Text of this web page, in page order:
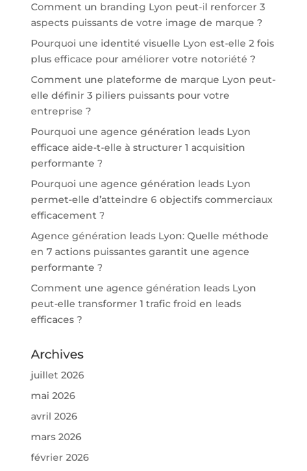
Comment un branding Lyon peut-il renforcer 3
aspects puissants de votre image de marque ?
Pourquoi une identité visuelle Lyon est-elle 2 fois
plus efficace pour améliorer votre notoriété ?
Comment une plateforme de marque Lyon peut-
elle définir 3 piliers puissants pour votre
entreprise ?
Pourquoi une agence génération leads Lyon
efficace aide-t-elle à structurer 1 acquisition
performante ?
Pourquoi une agence génération leads Lyon
permet-elle d’atteindre 6 objectifs commerciaux
efficacement ?
Agence génération leads Lyon: Quelle méthode
en 7 actions puissantes garantit une agence
performante ?
Comment une agence génération leads Lyon
peut-elle transformer 1 trafic froid en leads
efficaces ?
Archives
juillet 2026
mai 2026
avril 2026
mars 2026
février 2026